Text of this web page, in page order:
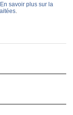
En savoir plus sur la